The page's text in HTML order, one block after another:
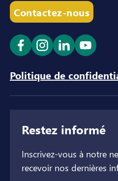
Contactez-nous
Ouvrir le lien dans
Ouvrir le lien
Ouvrir le
Ouvrir
Politique de
Restez informé
Inscrivez-vous à notre
recevoir nos dernières